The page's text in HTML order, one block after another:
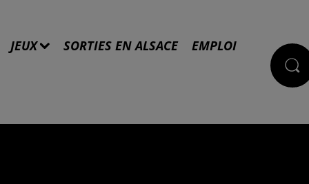
JEUX SORTIES EN ALSACE EMPLOI